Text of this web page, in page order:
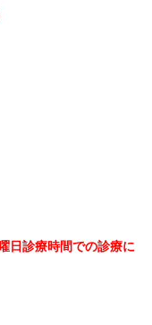
日診療時間での診療に